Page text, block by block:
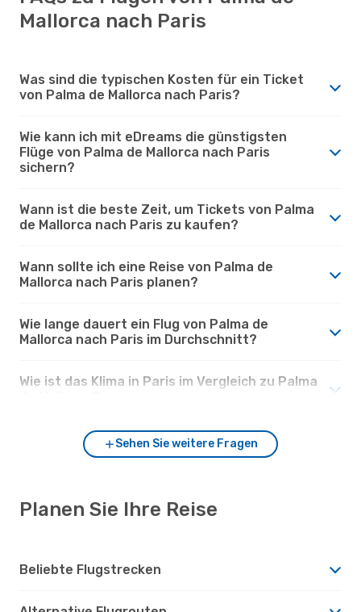
Mallorca nach Paris
Was sind die typischen Kosten für ein Ticket
von Palma de Mallorca nach Paris?
Wie kann ich mit eDreams die günstigsten
Flüge von Palma de Mallorca nach Paris
sichern?
Wann ist die beste Zeit, um Tickets von Palma
de Mallorca nach Paris zu kaufen?
Wann sollte ich eine Reise von Palma de
Mallorca nach Paris planen?
Wie lange dauert ein Flug von Palma de
Mallorca nach Paris im Durchschnitt?
Wie ist das Klima in Paris im Vergleich zu Palma
Sehen Sie weitere Fragen
Planen Sie Ihre Reise
Beliebte Flugstrecken